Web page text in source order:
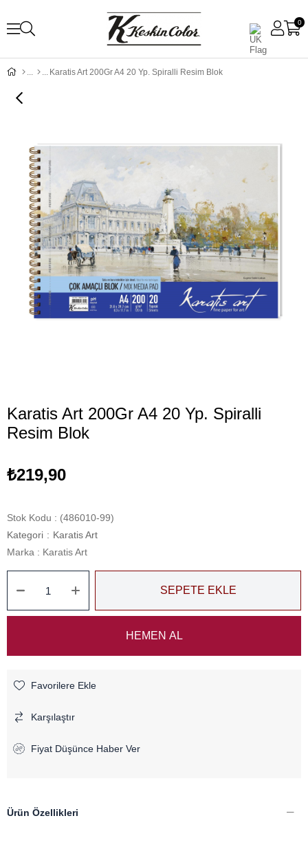
0
Karatis Art 200Gr A4 20 Yp. Spiralli Resim Blok
Karatis Art 200Gr A4 20 Yp. Spiralli
Resim Blok
₺219,90
Stok Kodu
(486010-99)
Kategori : Karatis Art
Marka : Karatis Art
Favorilere Ekle
Karşılaştır
Fiyat Düşünce Haber Ver
Ürün Özellikleri